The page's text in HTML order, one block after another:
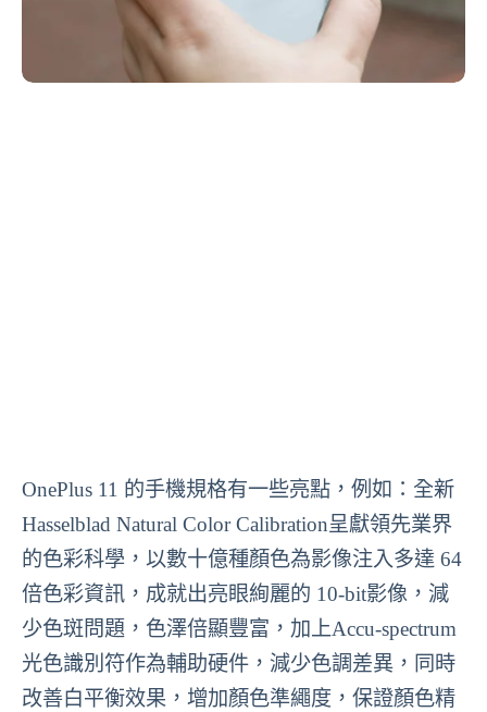
OnePlus 11 的手機規格有一些亮點，例如：全新
Hasselblad Natural Color Calibration呈獻領先業界
的色彩科學，以數十億種顏色為影像注入多達 64
倍色彩資訊，成就出亮眼絢麗的 10-bit影像，減
少色斑問題，色澤倍顯豐富，加上Accu-spectrum
光色識別符作為輔助硬件，減少色調差異，同時
改善白平衡效果，增加顏色準繩度，保證顏色精